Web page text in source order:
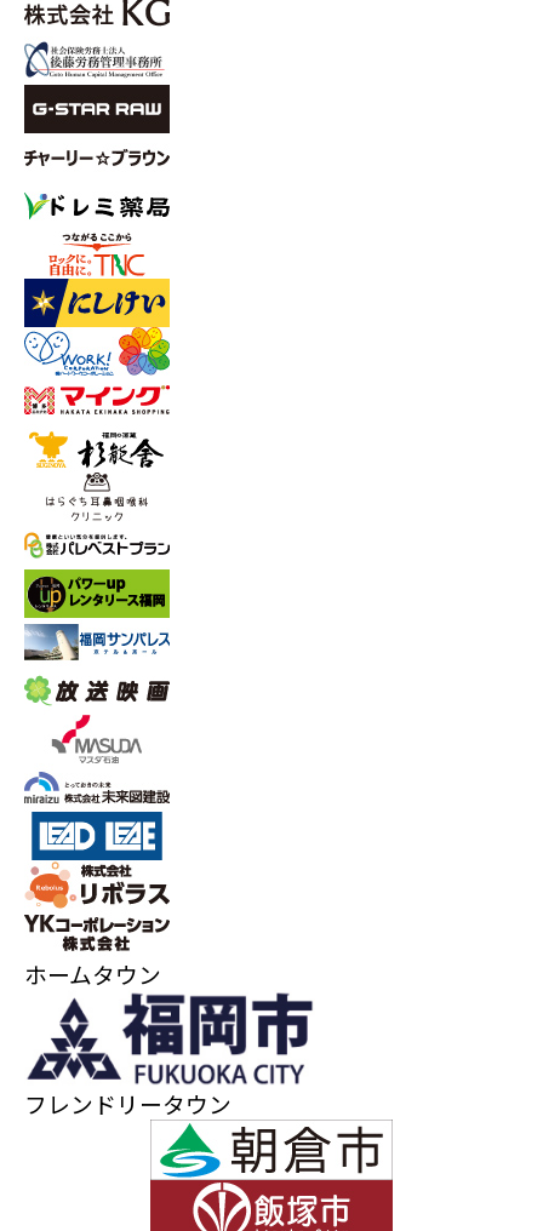
ホームタウン
フレンドリータウン